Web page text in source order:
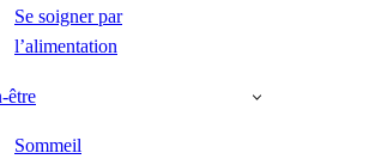
Se soigner par
l’alimentation
être
Sommeil